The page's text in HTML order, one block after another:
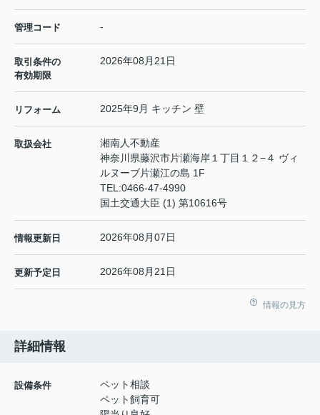
管理コード -
取引条件の
有効期限
2026年08月21日
リフォーム 2025年9月 キッチン 壁
取扱会社
湘南人不動産
神奈川県藤沢市片瀬海岸１丁目１２−４ ヴィ
ルヌーブ片瀬江の島 1F
TEL:0466-47-4990
国土交通大臣 (1) 第10616号
情報更新日 2026年08月07日
更新予定日 2026年08月21日
情報の見方
詳細情報
設備条件
ペット相談
ペット飼育可